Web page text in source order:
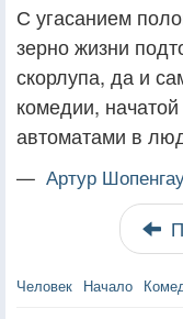
С угасанием
зерно жизни
скорлупа, да и
комедии,
автоматами в
— Артур
Человек Начало